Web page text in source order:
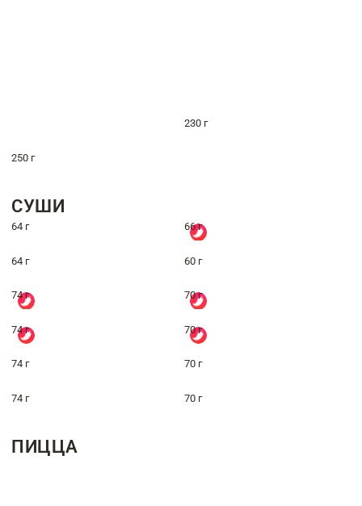
230 г
250 г
СУШИ
64 г 66 г
64 г 60 г
74 г 70 г
74 г 70 г
74 г 70 г
74 г 70 г
ПИЦЦА